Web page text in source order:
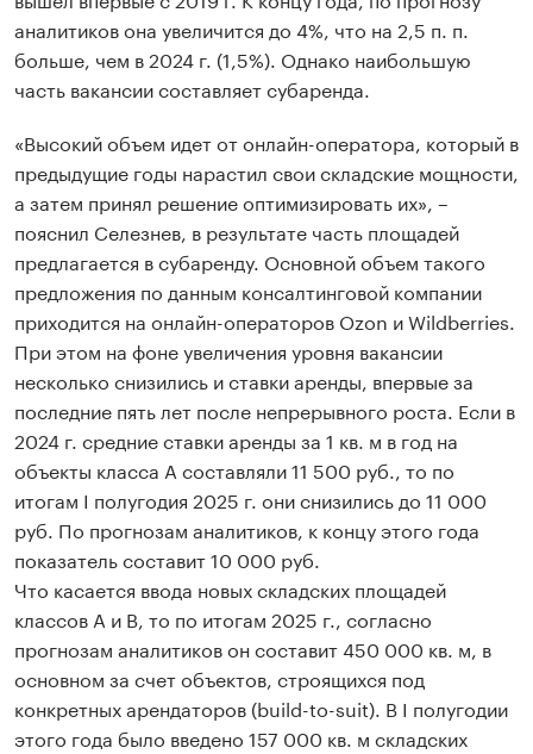
аналитиков она увеличится до 4%, что на 2,5 п. п.
больше, чем в 2024 г. (1,5%). Однако наибольшую
часть вакансии составляет субаренда.
«Высокий объем идет от онлайн-оператора, который в
предыдущие годы нарастил свои складские мощности,
а затем принял решение оптимизировать их», –
пояснил Селезнев, в результате часть площадей
предлагается в субаренду. Основной объем такого
предложения по данным консалтинговой компании
приходится на онлайн-операторов Ozon и Wildberries.
При этом на фоне увеличения уровня вакансии
несколько снизились и ставки аренды, впервые за
последние пять лет после непрерывного роста. Если в
2024 г. средние ставки аренды за 1 кв. м в год на
объекты класса А составляли 11 500 руб., то по
итогам I полугодия 2025 г. они снизились до 11 000
руб. По прогнозам аналитиков, к концу этого года
показатель составит 10 000 руб.
Что касается ввода новых складских площадей
классов A и B, то по итогам 2025 г., согласно
прогнозам аналитиков он составит 450 000 кв. м, в
основном за счет объектов, строящихся под
конкретных арендаторов (build-to-suit). В I полугодии
этого года было введено 157 000 кв. м складских